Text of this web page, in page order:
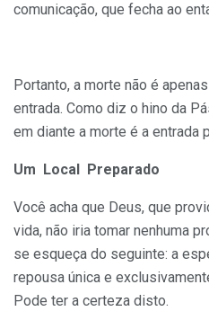
comunicação, que fecha ao
Portanto, a morte não é
entrada. Como diz o hino da
em diante a morte é a entrada
Um Local Preparado
Você acha que Deus, que
vida, não iria tomar nenhuma
se esqueça do seguinte: a
repousa única e
Pode ter a certeza disto.